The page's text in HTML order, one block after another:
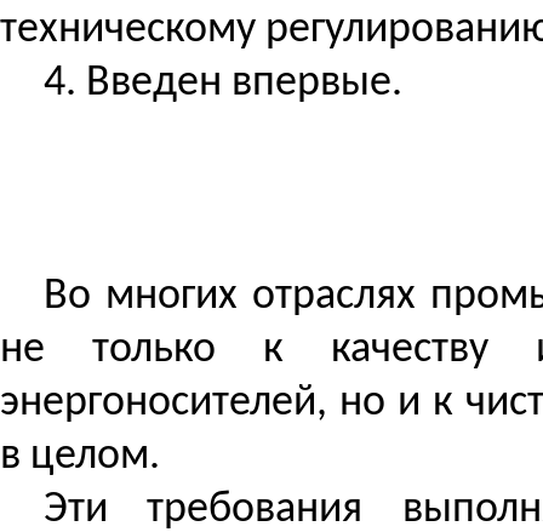
техническому
4. Введен впервые.
Во многих отраслях
не только к качеству
энергоносителей, но и к
в целом.
Эти требования